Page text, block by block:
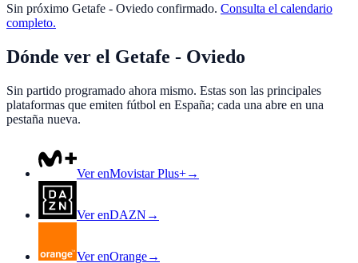
Sin próximo Getafe - Oviedo confirmado. Consulta el calendario
completo.
Dónde ver el Getafe - Oviedo
Sin partido programado ahora mismo. Estas son las principales
plataformas que emiten fútbol en España; cada una abre en una
pestaña nueva.
Ver enMovistar Plus+→
Ver enDAZN →
Ver enOrange→